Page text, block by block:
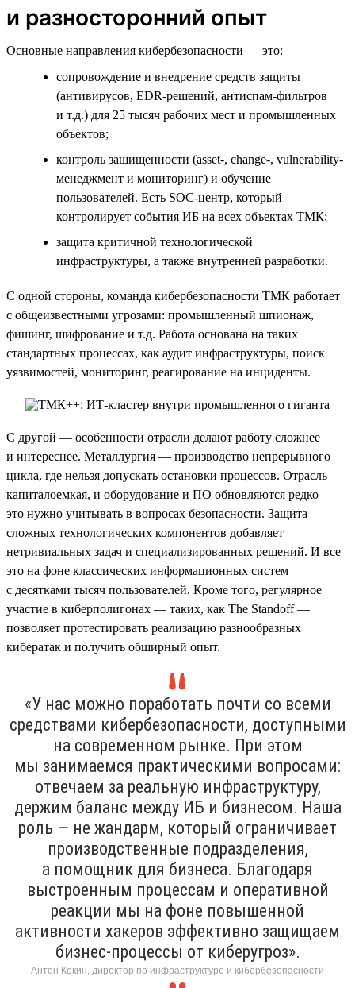
и разносторонний опыт
Основные направления кибербезопасности — это:
сопровождение и внедрение средств защиты
(антивирусов, EDR-решений, антиспам-фильтров
и т.д.) для 25 тысяч рабочих мест и промышленных
объектов;
контроль защищенности (asset-, change-, vulnerability-
менеджмент и мониторинг) и обучение
пользователей. Есть SOC-центр, который
контролирует события ИБ на всех объектах ТМК;
защита критичной технологической
инфраструктуры, а также внутренней разработки.
С одной стороны, команда кибербезопасности ТМК работает
с общеизвестными угрозами: промышленный шпионаж,
фишинг, шифрование и т.д. Работа основана на таких
стандартных процессах, как аудит инфраструктуры, поиск
уязвимостей, мониторинг, реагирование на инциденты.
С другой — особенности отрасли делают работу сложнее
и интереснее. Металлургия — производство непрерывного
цикла, где нельзя допускать остановки процессов. Отрасль
капиталоемкая, и оборудование и ПО обновляются редко —
это нужно учитывать в вопросах безопасности. Защита
сложных технологических компонентов добавляет
нетривиальных задач и специализированных решений. И все
это на фоне классических информационных систем
с десятками тысяч пользователей. Кроме того, регулярное
участие в киберполигонах — таких, как The Standoff —
позволяет протестировать реализацию разнообразных
кибератак и получить обширный опыт.
«У нас можно поработать почти со всеми
средствами кибербезопасности, доступными
на современном рынке. При этом
мы занимаемся практическими вопросами:
отвечаем за реальную инфраструктуру,
держим баланс между ИБ и бизнесом. Наша
роль — не жандарм, который ограничивает
производственные подразделения,
а помощник для бизнеса. Благодаря
выстроенным процессам и оперативной
реакции мы на фоне повышенной
активности хакеров эффективно защищаем
бизнес-процессы от киберугроз».
Антон Кокин, директор по инфраструктуре и кибербезопасности